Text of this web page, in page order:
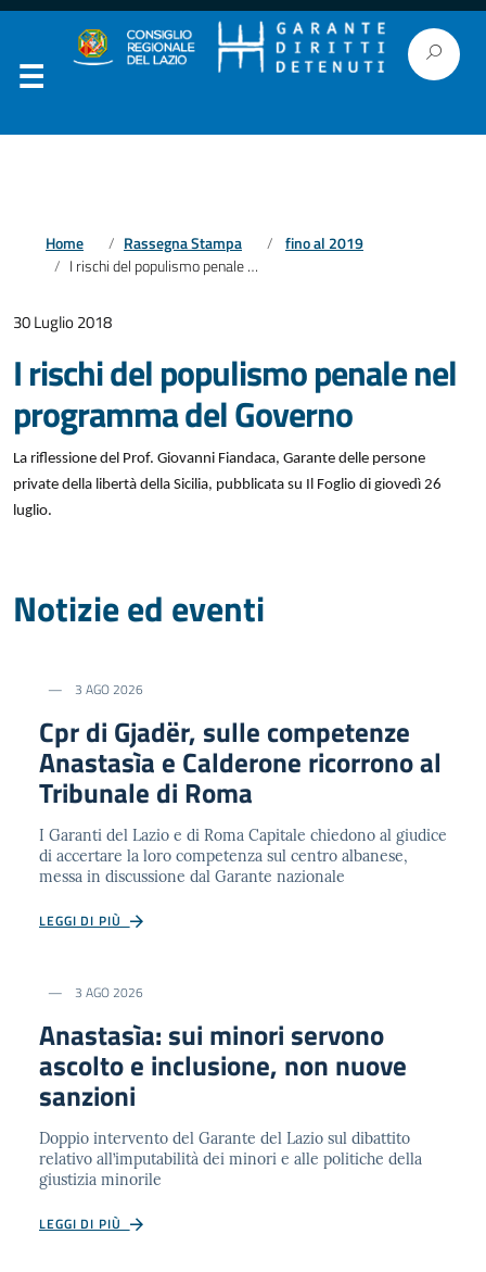
Home Rassegna Stampa
fino al 2019
I rischi del populismo penale nel programma del Governo
30 Luglio 2018
I rischi del populismo penale nel
programma del Governo
La riflessione del Prof. Giovanni Fiandaca, Garante delle persone
private della libertà della Sicilia, pubblicata su Il Foglio di giovedì 26
luglio.
Notizie ed eventi
3 AGO 2026
Cpr di Gjadër, sulle competenze
Anastasìa e Calderone ricorrono al
Tribunale di Roma
I Garanti del Lazio e di Roma Capitale chiedono al giudice
di accertare la loro competenza sul centro albanese,
messa in discussione dal Garante nazionale
LEGGI DI PIÙ
3 AGO 2026
Anastasìa: sui minori servono
ascolto e inclusione, non nuove
sanzioni
Doppio intervento del Garante del Lazio sul dibattito
relativo all’imputabilità dei minori e alle politiche della
giustizia minorile
LEGGI DI PIÙ